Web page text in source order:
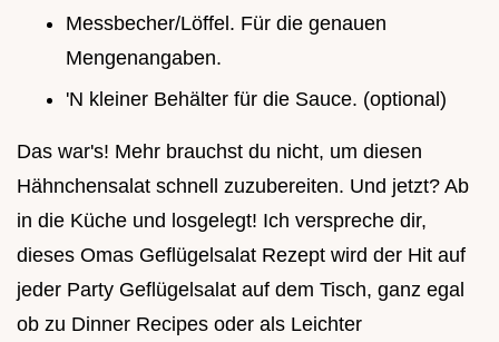
Messbecher/Löffel. Für die genauen
Mengenangaben.
'N kleiner Behälter für die Sauce. (optional)
Das war's! Mehr brauchst du nicht, um diesen
Hähnchensalat schnell zuzubereiten. Und jetzt? Ab
in die Küche und losgelegt! Ich verspreche dir,
dieses Omas Geflügelsalat Rezept wird der Hit auf
jeder Party Geflügelsalat auf dem Tisch, ganz egal
ob zu Dinner Recipes oder als Leichter